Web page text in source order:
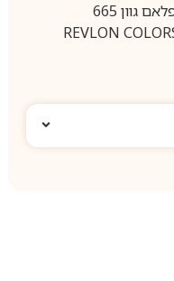
רבלון קולורסטיי עיפרון שפתיים פלאם גוון 665
REVLON